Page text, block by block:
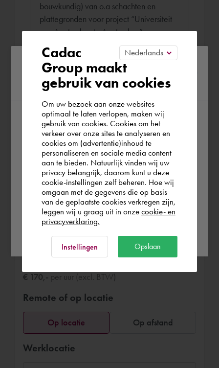
bouwkundig) van o.a schachten en
plattegronden voor project “Universiteit
van Amsterdam te Amsterdam”
Senior tekenaar WTB
Roodenburg Installatie Bedrijf okt. 2010 -
sep. 2011 (10 maanden)
Autocad (met Stabicad) tekenwerk.
Uitwerken van de multidisciplinaire ruim
40 verdiepingen hoge schacht van het
qua oppervlakte grootste gebouw van
Nederland; “De Rotterdam”.
Boek Robert
€ 170,- per uur (excl. BTW)
Remote of op locatie
Op locatie Op afstand
Werklocatie
Please confirm your current
region
According to us you are situated in Rest of
the world. Please confirm in which country
you wish to shop.
België Rest of the world
Cadac
Group maakt
gebruik van cookies
Om uw bezoek aan onze websites
optimaal te laten verlopen, maken wij
gebruik van cookies. Cookies om het
verkeer over onze sites te analyseren en
cookies om (advertentie)inhoud te
personaliseren en sociale media content
aan te bieden. Natuurlijk vinden wij uw
privacy belangrijk, daarom kunt u deze
cookie-instellingen zelf beheren. Hoe wij
omgaan met de gegevens die op basis
van de geplaatste cookies verkregen zijn,
leggen wij u graag uit in onze cookie- en
privacyverklaring.
Instellingen Opslaan